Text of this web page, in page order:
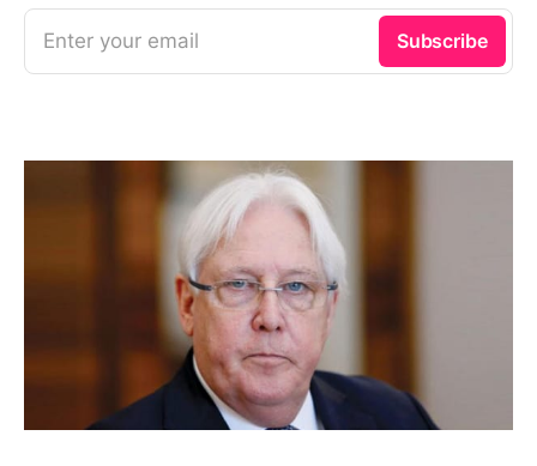
Enter your email Subscribe